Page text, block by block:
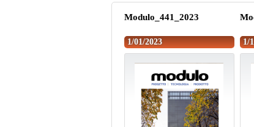
Modulo_441_2023
1/01/2023 1/